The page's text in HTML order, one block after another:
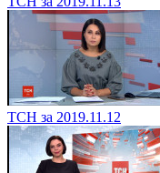
ТСН за 2019.11.12